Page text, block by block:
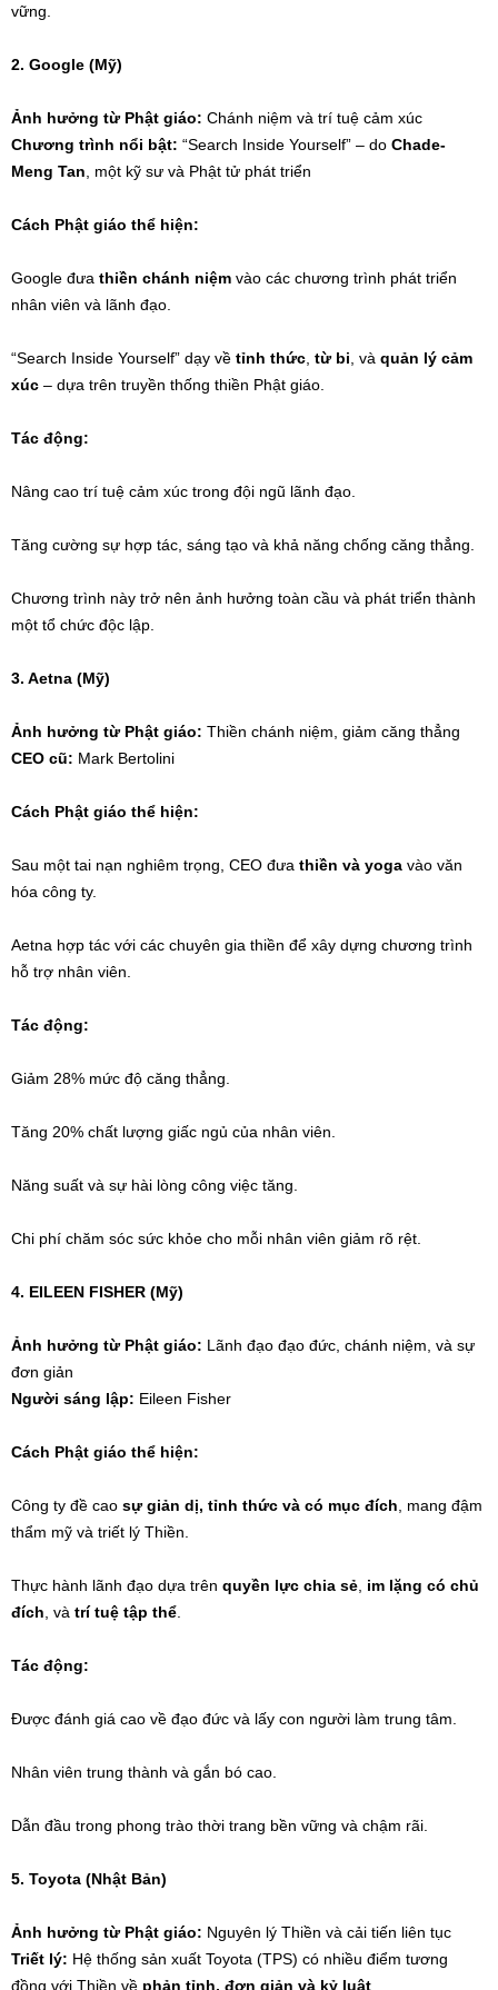
vững.
2. Google (Mỹ)
Ảnh hưởng từ Phật giáo: Chánh niệm và trí tuệ cảm xúc
Chương trình nổi bật: “Search Inside Yourself” – do Chade-
Meng Tan , một kỹ sư và Phật tử phát triển
Cách Phật giáo thể hiện:
Google đưa thiền chánh niệm vào các chương trình phát triển
nhân viên và lãnh đạo.
“Search Inside Yourself” dạy về tỉnh thức từ bi , và quản lý cảm
xúc – dựa trên truyền thống thiền Phật giáo.
Tác động:
Nâng cao trí tuệ cảm xúc trong đội ngũ lãnh đạo.
Tăng cường sự hợp tác, sáng tạo và khả năng chống căng thẳng.
Chương trình này trở nên ảnh hưởng toàn cầu và phát triển thành
một tổ chức độc lập.
3. Aetna (Mỹ)
Ảnh hưởng từ Phật giáo: Thiền chánh niệm, giảm căng thẳng
CEO cũ: Mark Bertolini
Cách Phật giáo thể hiện:
Sau một tai nạn nghiêm trọng, CEO đưa thiền và yoga vào văn
hóa công ty.
Aetna hợp tác với các chuyên gia thiền để xây dựng chương trình
hỗ trợ nhân viên.
Tác động:
Giảm 28% mức độ căng thẳng.
Tăng 20% chất lượng giấc ngủ của nhân viên.
Năng suất và sự hài lòng công việc tăng.
Chi phí chăm sóc sức khỏe cho mỗi nhân viên giảm rõ rệt.
4. EILEEN FISHER (Mỹ)
Ảnh hưởng từ Phật giáo: Lãnh đạo đạo đức, chánh niệm, và sự
đơn giản
Người sáng lập: Eileen Fisher
Cách Phật giáo thể hiện:
Công ty đề cao sự giản dị, tỉnh thức và có mục đích , mang đậm
thẩm mỹ và triết lý Thiền.
Thực hành lãnh đạo dựa trên quyền lực chia sẻ im lặng có chủ
đích , và trí tuệ tập thể
Tác động:
Được đánh giá cao về đạo đức và lấy con người làm trung tâm.
Nhân viên trung thành và gắn bó cao.
Dẫn đầu trong phong trào thời trang bền vững và chậm rãi.
5. Toyota (Nhật Bản)
Ảnh hưởng từ Phật giáo: Nguyên lý Thiền và cải tiến liên tục
Triết lý: Hệ thống sản xuất Toyota (TPS) có nhiều điểm tương
đồng với Thiền về phản tỉnh, đơn giản và kỷ luật